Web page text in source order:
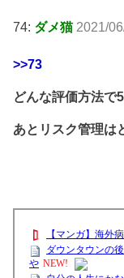
74: ダメ猫 2021/
>>73
どんな評価方法で
あとリスク管理は